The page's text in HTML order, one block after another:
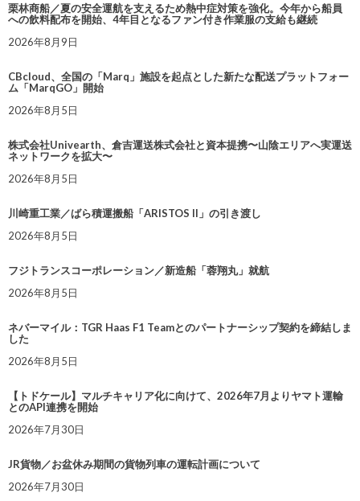
栗林商船／夏の安全運航を支えるため熱中症対策を強化。今年から船員
への飲料配布を開始、4年目となるファン付き作業服の支給も継続
2026年8月9日
CBcloud、全国の「Marq」施設を起点とした新たな配送プラットフォー
ム「MarqGO」開始
2026年8月5日
株式会社Univearth、倉吉運送株式会社と資本提携〜山陰エリアへ実運送
ネットワークを拡大〜
2026年8月5日
川崎重工業／ばら積運搬船「ARISTOS II」の引き渡し
2026年8月5日
フジトランスコーポレーション／新造船「蓉翔丸」就航
2026年8月5日
ネバーマイル：TGR Haas F1 Teamとのパートナーシップ契約を締結しま
した
2026年8月5日
【トドケール】マルチキャリア化に向けて、2026年7月よりヤマト運輸
とのAPI連携を開始
2026年7月30日
JR貨物／お盆休み期間の貨物列車の運転計画について
2026年7月30日